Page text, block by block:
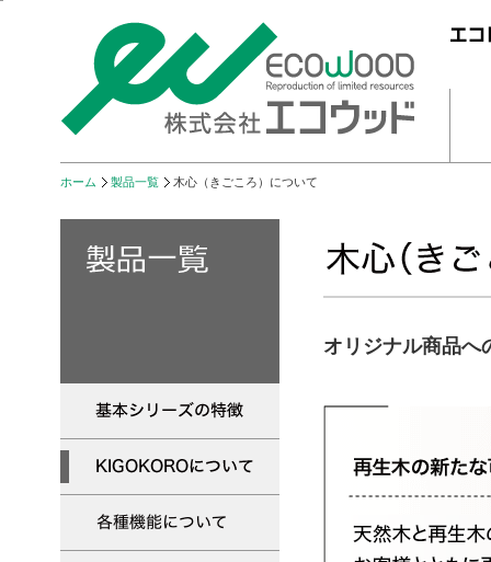
ホーム 製品一覧 木心（きごころ）について
オリジナル商品へ